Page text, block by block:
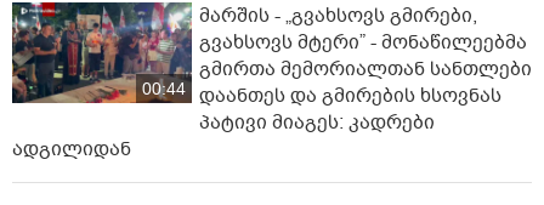
00:44
მარშის - „გვახსოვს გმირები,
გვახსოვს მტერი” - მონაწილეებმა
გმირთა მემორიალთან სანთლები
დაანთეს და გმირების ხსოვნას
პატივი მიაგეს: კადრები
ადგილიდან